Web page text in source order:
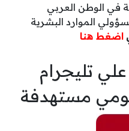
الموارد البشرية
اضغط هنا
تليجرام
مستهدفة